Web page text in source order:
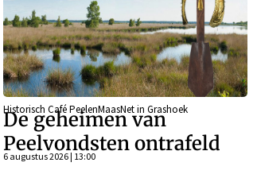
Historisch Café PeelenMaasNet in Grashoek
De geheimen van
Peelvondsten ontrafeld
6 augustus 2026 | 13:00